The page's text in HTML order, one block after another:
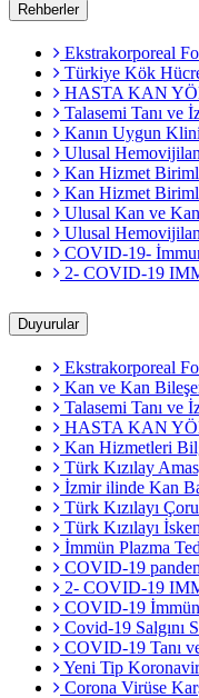
Rehberler
Ekstrakorporeal
Türkiye Kök
HASTA KAN
Talasemi Tanı ve
Kanın Uygun
Ulusal
Kan Hizmet
Kan Hizmet
Ulusal Kan ve
Ulusal
COVID-19-
2- COVID-19
Duyurular
Ekstrakorporeal
Kan ve Kan
Talasemi Tanı ve
HASTA KAN
Kan Hizmetleri
Türk Kızılay
İzmir ilinde Kan
Türk Kızılayı
Türk Kızılayı
İmmün Plazma
COVID-19
2- COVID-19
COVID-19
Covid-19 Salgını
COVID-19 Tanı
Yeni Tip
Corona Virüse